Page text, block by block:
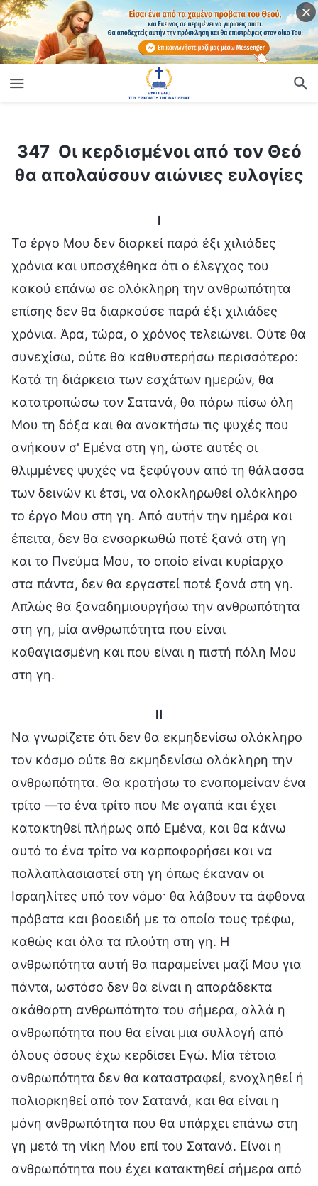
347 Οι κερδισμένοι από τον Θεό
θα απολαύσουν αιώνιες ευλογίες
I
Το έργο Μου δεν διαρκεί παρά έξι χιλιάδες
χρόνια και υποσχέθηκα ότι ο έλεγχος του
κακού επάνω σε ολόκληρη την ανθρωπότητα
επίσης δεν θα διαρκούσε παρά έξι χιλιάδες
χρόνια. Άρα, τώρα, ο χρόνος τελειώνει. Ούτε θα
συνεχίσω, ούτε θα καθυστερήσω περισσότερο:
Κατά τη διάρκεια των εσχάτων ημερών, θα
κατατροπώσω τον Σατανά, θα πάρω πίσω όλη
Μου τη δόξα και θα ανακτήσω τις ψυχές που
ανήκουν σ' Εμένα στη γη, ώστε αυτές οι
θλιμμένες ψυχές να ξεφύγουν από τη θάλασσα
των δεινών κι έτσι, να ολοκληρωθεί ολόκληρο
το έργο Μου στη γη. Από αυτήν την ημέρα και
έπειτα, δεν θα ενσαρκωθώ ποτέ ξανά στη γη
και το Πνεύμα Μου, το οποίο είναι κυρίαρχο
στα πάντα, δεν θα εργαστεί ποτέ ξανά στη γη.
Απλώς θα ξαναδημιουργήσω την ανθρωπότητα
στη γη, μία ανθρωπότητα που είναι
καθαγιασμένη και που είναι η πιστή πόλη Μου
στη γη.
II
Να γνωρίζετε ότι δεν θα εκμηδενίσω ολόκληρο
τον κόσμο ούτε θα εκμηδενίσω ολόκληρη την
ανθρωπότητα. Θα κρατήσω το εναπομείναν ένα
τρίτο —το ένα τρίτο που Με αγαπά και έχει
κατακτηθεί πλήρως από Εμένα, και θα κάνω
αυτό το ένα τρίτο να καρποφορήσει και να
πολλαπλασιαστεί στη γη όπως έκαναν οι
Ισραηλίτες υπό τον νόμο· θα λάβουν τα άφθονα
πρόβατα και βοοειδή με τα οποία τους τρέφω,
καθώς και όλα τα πλούτη στη γη. Η
ανθρωπότητα αυτή θα παραμείνει μαζί Μου για
πάντα, ωστόσο δεν θα είναι η απαράδεκτα
ακάθαρτη ανθρωπότητα του σήμερα, αλλά η
ανθρωπότητα που θα είναι μια συλλογή από
όλους όσους έχω κερδίσει Εγώ. Μία τέτοια
ανθρωπότητα δεν θα καταστραφεί, ενοχληθεί ή
πολιορκηθεί από τον Σατανά, και θα είναι η
μόνη ανθρωπότητα που θα υπάρχει επάνω στη
γη μετά τη νίκη Μου επί του Σατανά. Είναι η
ανθρωπότητα που έχει κατακτηθεί σήμερα από